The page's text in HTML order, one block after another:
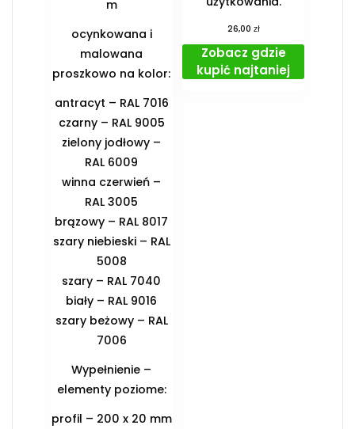
m
ocynkowana i
malowana
proszkowo na kolor:
antracyt – RAL 7016
czarny – RAL 9005
zielony jodłowy –
RAL 6009
winna czerwień –
RAL 3005
brązowy – RAL 8017
szary niebieski – RAL
5008
szary – RAL 7040
biały – RAL 9016
szary beżowy – RAL
7006
Wypełnienie –
elementy poziome:
profil – 200 x 20 mm
26,00 zł
Zobacz gdzie
kupić najtaniej